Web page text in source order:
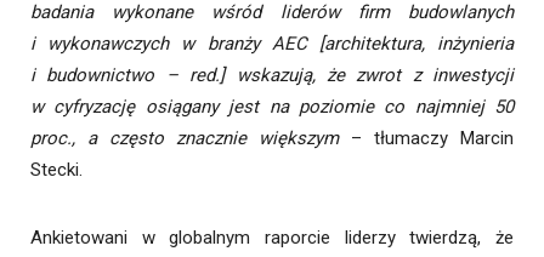
badania wykonane wśród liderów firm budowlanych
i wykonawczych w branży AEC [architektura, inżynieria
i budownictwo – red.] wskazują, że zwrot z inwestycji
w cyfryzację osiągany jest na poziomie co najmniej 50
proc., a często znacznie większym – tłumaczy Marcin
Stecki.
Ankietowani w globalnym raporcie liderzy twierdzą, że